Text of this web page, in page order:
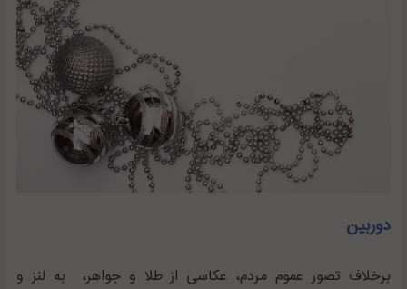
دوربین
برخلاف تصور عموم مردم، عکاسی از طلا و جواهر، به لنز و